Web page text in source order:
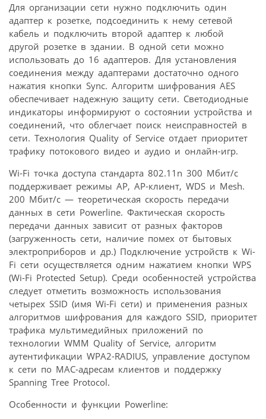
Для организации сети нужно подключить один
адаптер к розетке, подсоединить к нему сетевой
кабель и подключить второй адаптер к любой
другой розетке в здании. В одной сети можно
использовать до 16 адаптеров. Для установления
соединения между адаптерами достаточно одного
нажатия кнопки Sync. Алгоритм шифрования AES
обеспечивает надежную защиту сети. Светодиодные
индикаторы информируют о состоянии устройства и
соединений, что облегчает поиск неисправностей в
сети. Технология Quality of Service отдает приоритет
трафику потокового видео и аудио и онлайн-игр.
Wi-Fi точка доступа стандарта 802.11n 300 Мбит/с
поддерживает режимы AP, AP-клиент, WDS и Mesh.
200 Мбит/с — теоретическая скорость передачи
данных в сети Powerline. Фактическая скорость
передачи данных зависит от разных факторов
(загруженность сети, наличие помех от бытовых
электроприборов и др.) Подключение устройств к Wi-
Fi сети осуществляется одним нажатием кнопки WPS
(Wi-Fi Protected Setup). Среди особенностей устройства
следует отметить возможность использования
четырех SSID (имя Wi-Fi сети) и применения разных
алгоритмов шифрования для каждого SSID, приоритет
трафика мультимедийных приложений по
технологии WMM Quality of Service, алгоритм
аутентификации WPA2-RADIUS, управление доступом
к сети по MAC-адресам клиентов и поддержку
Spanning Tree Protocol.
Особенности и функции Powerline: